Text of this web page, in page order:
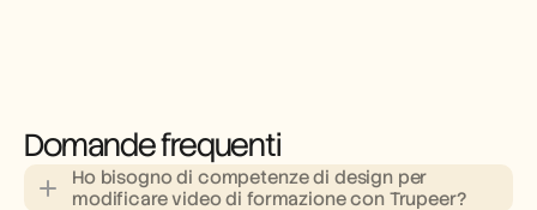
Domande frequenti
Ho bisogno di competenze di design per
modificare video di formazione con Trupeer?